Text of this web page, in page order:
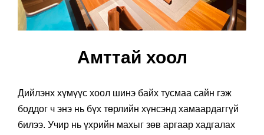
Амттай хоол
Дийлэнх хүмүүс хоол шинэ байх тусмаа сайн гэж
боддог ч энэ нь бүх төрлийн хүнсэнд хамаардаггүй
билээ. Учир нь үхрийн махыг зөв аргаар хадгалах